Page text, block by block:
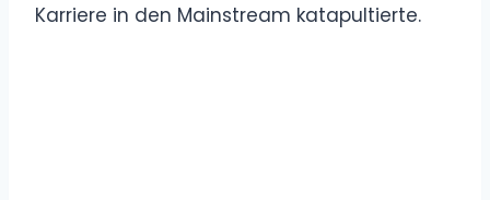
Karriere in den Mainstream katapultierte.